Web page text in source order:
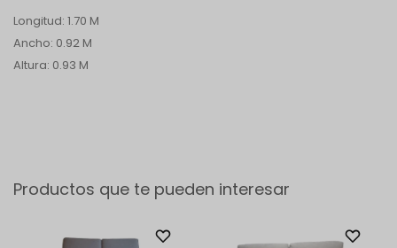
Longitud: 1.70 M
Ancho: 0.92 M
Altura: 0.93 M
Productos que te pueden interesar